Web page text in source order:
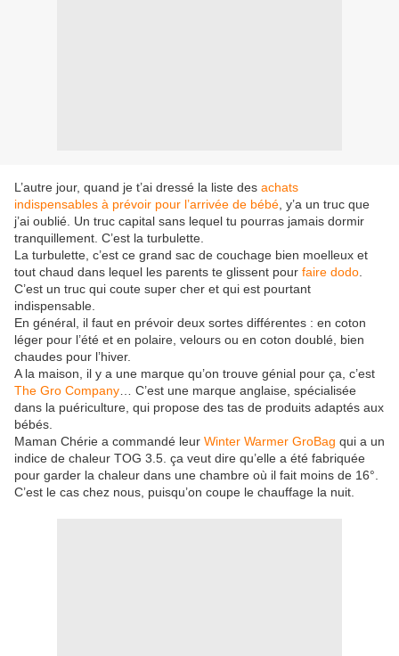
L’autre jour, quand je t’ai dressé la liste des achats
indispensables à prévoir pour l’arrivée de bébé , y’a un truc que
j’ai oublié. Un truc capital sans lequel tu pourras jamais dormir
tranquillement. C’est la turbulette.
La turbulette, c’est ce grand sac de couchage bien moelleux et
tout chaud dans lequel les parents te glissent pour faire dodo
C’est un truc qui coute super cher et qui est pourtant
indispensable.
En général, il faut en prévoir deux sortes différentes : en coton
léger pour l’été et en polaire, velours ou en coton doublé, bien
chaudes pour l’hiver.
A la maison, il y a une marque qu’on trouve génial pour ça, c’est
The Gro Company … C’est une marque anglaise, spécialisée
dans la puériculture, qui propose des tas de produits adaptés aux
bébés.
Maman Chérie a commandé leur Winter Warmer GroBag qui a un
indice de chaleur TOG 3.5. ça veut dire qu’elle a été fabriquée
pour garder la chaleur dans une chambre où il fait moins de 16°.
C’est le cas chez nous, puisqu’on coupe le chauffage la nuit.